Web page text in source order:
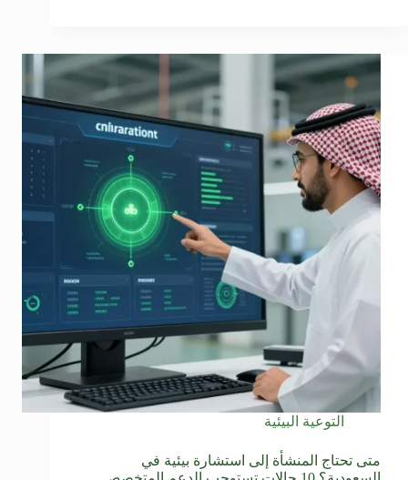
التوعية البيئية
متى تحتاج المنشأة إلى استشارة بيئية في